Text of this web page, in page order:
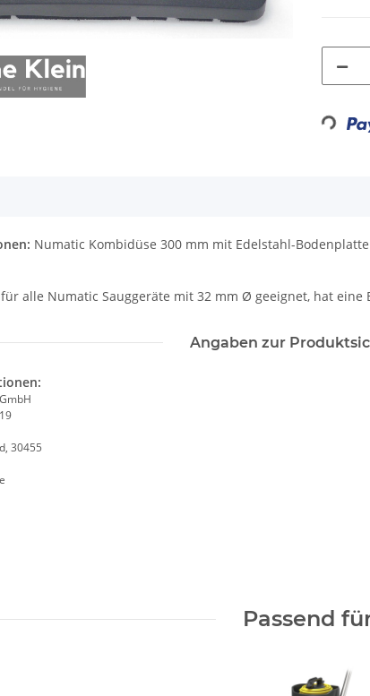
Loading...
Numatic Kombidüse 300 mm mit Edelstahl-
alle Numatic Sauggeräte mit 32 mm Ø geeignet, hat eine
Angaben zur
30455
Passend